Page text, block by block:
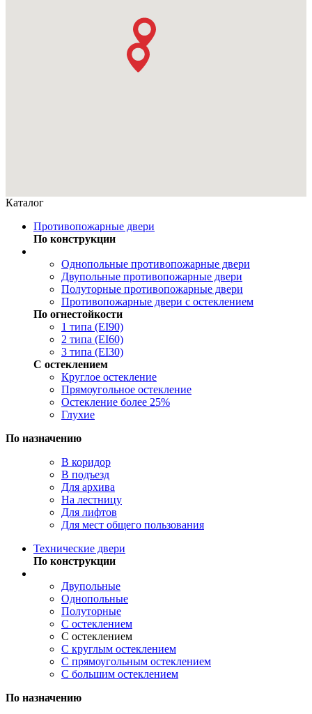
Каталог
Противопожарные двери
По конструкции
Однопольные противопожарные двери
Двупольные противопожарные двери
Полуторные противопожарные двери
Противопожарные двери с остеклением
По огнестойкости
1 типа (EI90)
2 типа (EI60)
3 типа (EI30)
С остеклением
Круглое остекление
Прямоугольное остекление
Остекление более 25%
Глухие
По назначению
В коридор
В подъезд
Для архива
На лестницу
Для лифтов
Для мест общего пользования
Технические двери
По конструкции
Двупольные
Однопольные
Полуторные
С остеклением
С остеклением
С круглым остеклением
С прямоугольным остеклением
С большим остеклением
По назначению